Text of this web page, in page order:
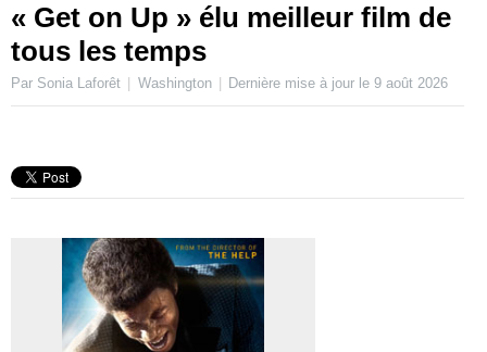
« Get on Up » élu meilleur film de
tous les temps
Par Sonia Laforêt Washington Dernière mise à jour le9 août 2026